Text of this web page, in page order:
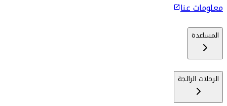
معلومات عنا
المساعدة
الرحلات الرائجة